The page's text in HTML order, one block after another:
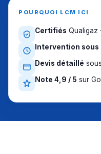
POURQUOI LCM ICI
Certifiés Qualigaz
Intervention sous
Devis détaillé
Note 4,9 / 5 sur